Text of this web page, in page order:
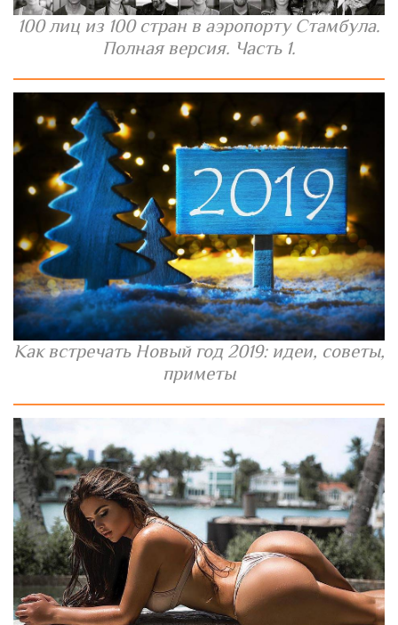
100 лиц из 100 стран в аэропорту Стамбула.
Полная версия. Часть 1.
Как встречать Новый год 2019: идеи, советы,
приметы